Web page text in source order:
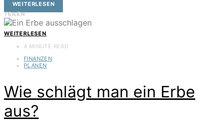
WEITERLESEN
TEILEN
WEITERLESEN
4 MINUTE READ
FINANZEN
PLANEN
Wie schlägt man ein Erbe
aus?